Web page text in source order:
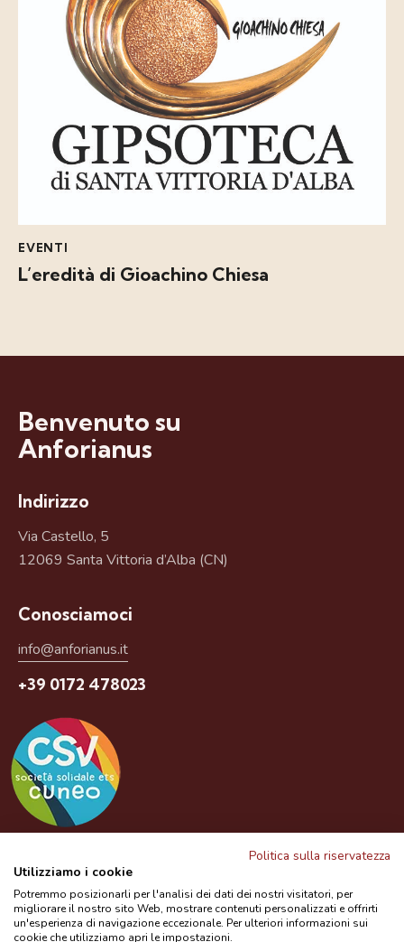
EVENTI
L’eredità di Gioachino Chiesa
Benvenuto su
Anforianus
Indirizzo
Via Castello, 5
12069 Santa Vittoria d’Alba (CN)
Conosciamoci
info@anforianus.it
+39 0172 478023
Questo prodotto è un servizio gratuito del CSV
Bibliografia Privacy Policy Contatti
Politica sulla riservatezza
Utilizziamo i cookie
Potremmo posizionarli per l'analisi dei dati dei nostri visitatori, per
migliorare il nostro sito Web, mostrare contenuti personalizzati e offrirti
un'esperienza di navigazione eccezionale. Per ulteriori informazioni sui
cookie che utilizziamo apri le impostazioni.